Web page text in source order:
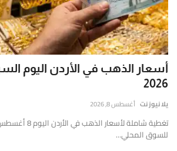
2026
يلا نيوز نت أغسطس 8, 2026
للسوق المحلي...